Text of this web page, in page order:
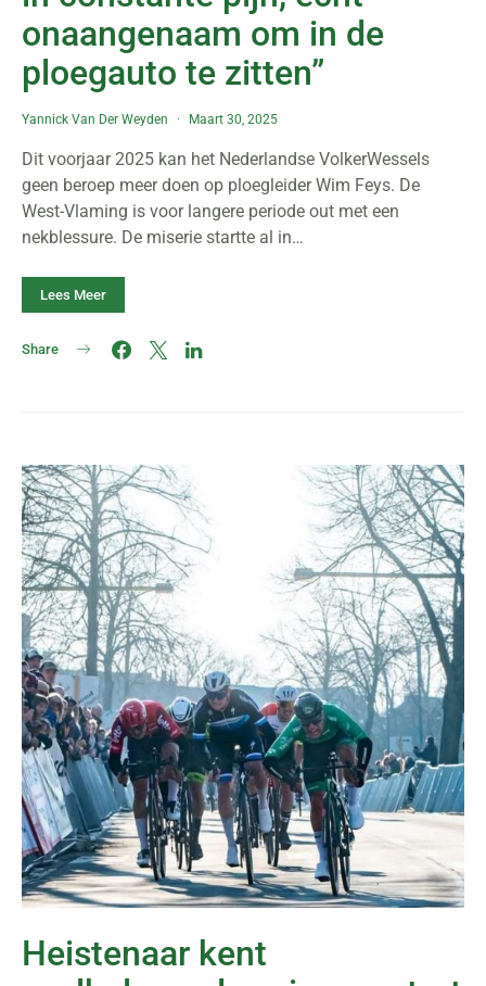
onaangenaam om in de
ploegauto te zitten”
Yannick Van Der Weyden Maart 30, 2025
Dit voorjaar 2025 kan het Nederlandse VolkerWessels
geen beroep meer doen op ploegleider Wim Feys. De
West-Vlaming is voor langere periode out met een
nekblessure. De miserie startte al in…
Lees Meer
Share
Heistenaar kent